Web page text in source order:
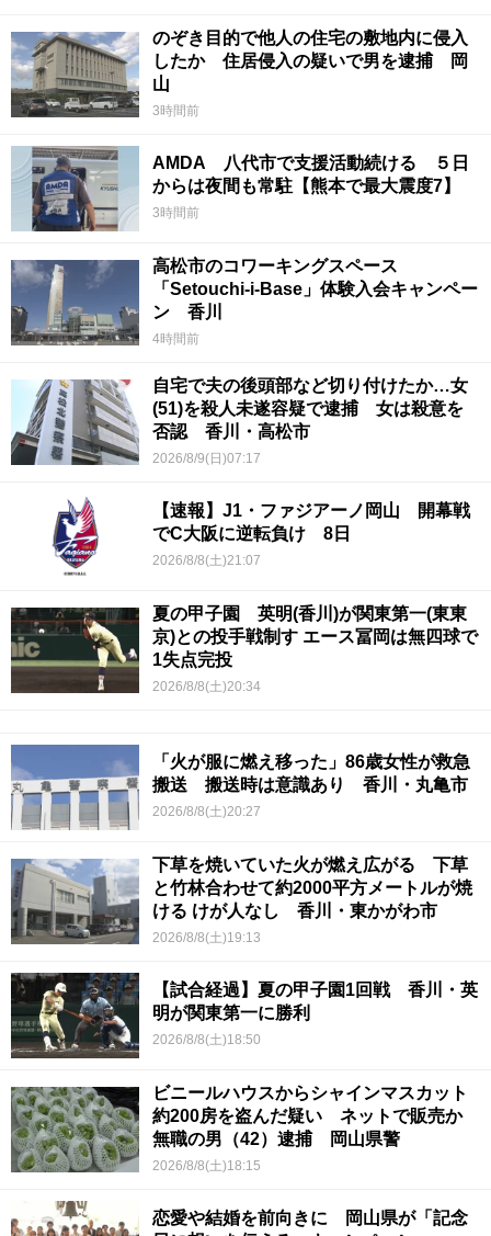
のぞき目的で他人の住宅の敷地内に侵入
したか 住居侵入の疑いで男を逮捕 岡
山
3時間前
AMDA 八代市で支援活動続ける ５日
からは夜間も常駐【熊本で最大震度7】
3時間前
高松市のコワーキングスペース
「Setouchi-i-Base」体験入会キャンペー
ン 香川
4時間前
自宅で夫の後頭部など切り付けたか…女
(51)を殺人未遂容疑で逮捕 女は殺意を
否認 香川・高松市
2026/8/9(日)07:17
【速報】J1・ファジアーノ岡山 開幕戦
でC大阪に逆転負け 8日
2026/8/8(土)21:07
夏の甲子園 英明(香川)が関東第一(東東
京)との投手戦制す エース冨岡は無四球で
1失点完投
2026/8/8(土)20:34
「火が服に燃え移った」86歳女性が救急
搬送 搬送時は意識あり 香川・丸亀市
2026/8/8(土)20:27
下草を焼いていた火が燃え広がる 下草
と竹林合わせて約2000平方メートルが焼
ける けが人なし 香川・東かがわ市
2026/8/8(土)19:13
【試合経過】夏の甲子園1回戦 香川・英
明が関東第一に勝利
2026/8/8(土)18:50
ビニールハウスからシャインマスカット
約200房を盗んだ疑い ネットで販売か
無職の男（42）逮捕 岡山県警
2026/8/8(土)18:15
恋愛や結婚を前向きに 岡山県が「記念